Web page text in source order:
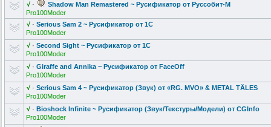
√ ·
Shadow Man Remastered ~ Русификатор от Руссобит-М
Pro100Moder
√ · Serious Sam 2 ~ Русификатор от 1С
Pro100Moder
√ · Second Sight ~ Русификатор от 1С
Pro100Moder
√ · Giraffe and Annika ~ Русификатор от FaceOff
Pro100Moder
√ · Serious Sam 4 ~ Русификатор (Звук) от «RG. MVO» & METAL TÄLES
Pro100Moder
√ · Bioshock Infinite ~ Русификатор (Звук/Текстуры/Модели) от CGInfo
Pro100Moder